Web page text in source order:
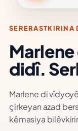
SERERASTKIRINA
didî.
Marlene di
çirkeyan azad
kêmasiya